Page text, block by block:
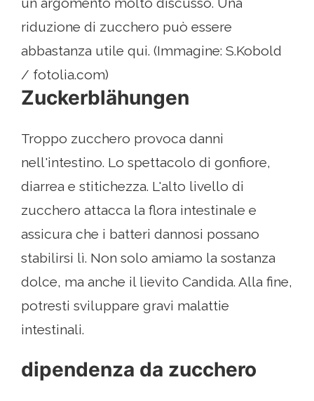
un argomento molto discusso. Una
riduzione di zucchero può essere
abbastanza utile qui. (Immagine: S.Kobold
/ fotolia.com)
Zuckerblähungen
Troppo zucchero provoca danni
nell'intestino. Lo spettacolo di gonfiore,
diarrea e stitichezza. L'alto livello di
zucchero attacca la flora intestinale e
assicura che i batteri dannosi possano
stabilirsi lì. Non solo amiamo la sostanza
dolce, ma anche il lievito Candida. Alla fine,
potresti sviluppare gravi malattie
intestinali.
dipendenza da zucchero